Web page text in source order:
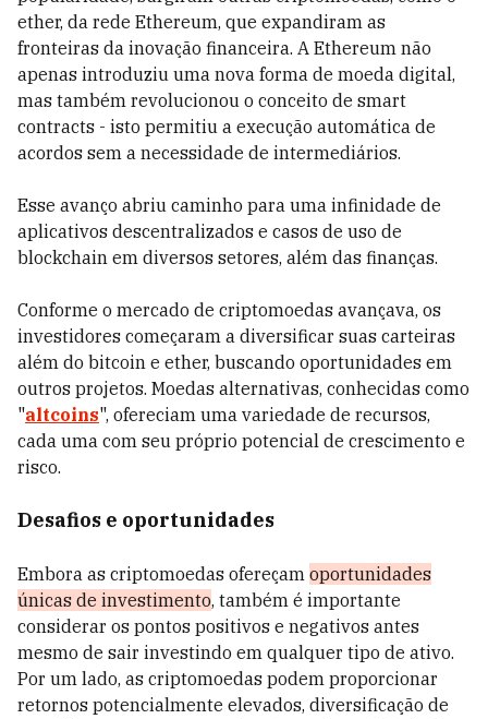
ether, da rede Ethereum, que expandiram as
fronteiras da inovação financeira. A Ethereum não
apenas introduziu uma nova forma de moeda digital,
mas também revolucionou o conceito de smart
contracts - isto permitiu a execução automática de
acordos sem a necessidade de intermediários.
Esse avanço abriu caminho para uma infinidade de
aplicativos descentralizados e casos de uso de
blockchain em diversos setores, além das finanças.
Conforme o mercado de criptomoedas avançava, os
investidores começaram a diversificar suas carteiras
além do bitcoin e ether, buscando oportunidades em
outros projetos. Moedas alternativas, conhecidas como
"altcoins", ofereciam uma variedade de recursos,
cada uma com seu próprio potencial de crescimento e
risco.
Desafios e oportunidades
Embora as criptomoedas ofereçam oportunidades
únicas de investimento, também é importante
considerar os pontos positivos e negativos antes
mesmo de sair investindo em qualquer tipo de ativo.
Por um lado, as criptomoedas podem proporcionar
retornos potencialmente elevados, diversificação de